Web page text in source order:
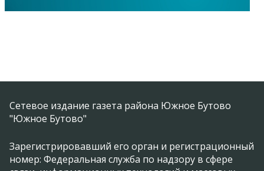
Сетевое издание газета района Южное Бутово
"Южное Бутово"
Зарегистрировавший его орган и регистрационный
номер: Федеральная служба по надзору в сфере